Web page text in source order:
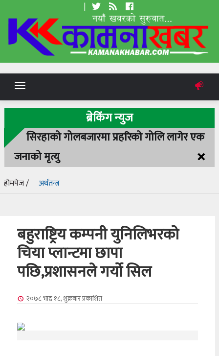
|
Toggle
navigation
ब्रेकिंग न्युज
सिरहाको गोलबजारमा प्रहरिको गोलि लागेर एक
जनाको मृत्यु
×
होमपेज / अर्थतन्त्र
बहुराष्ट्रिय कम्पनी युनिलिभरको
चिया प्लान्टमा छापा
पछि,प्रशासनले गर्यो सिल
२०७८ भाद्र १८, शुक्रबारप्रकाशित